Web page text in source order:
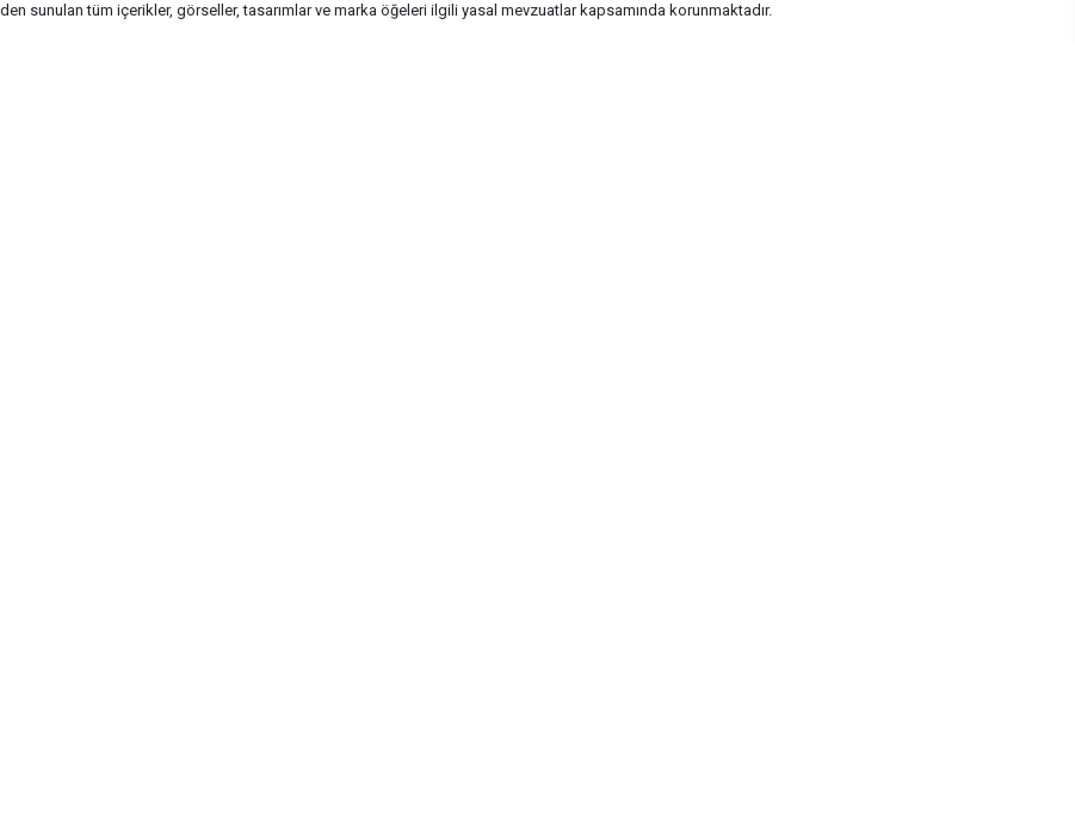
sunulan tüm içerikler, görseller, tasarımlar ve marka öğeleri ilgili yasal mevzuatlar kapsamında korunmaktadır.